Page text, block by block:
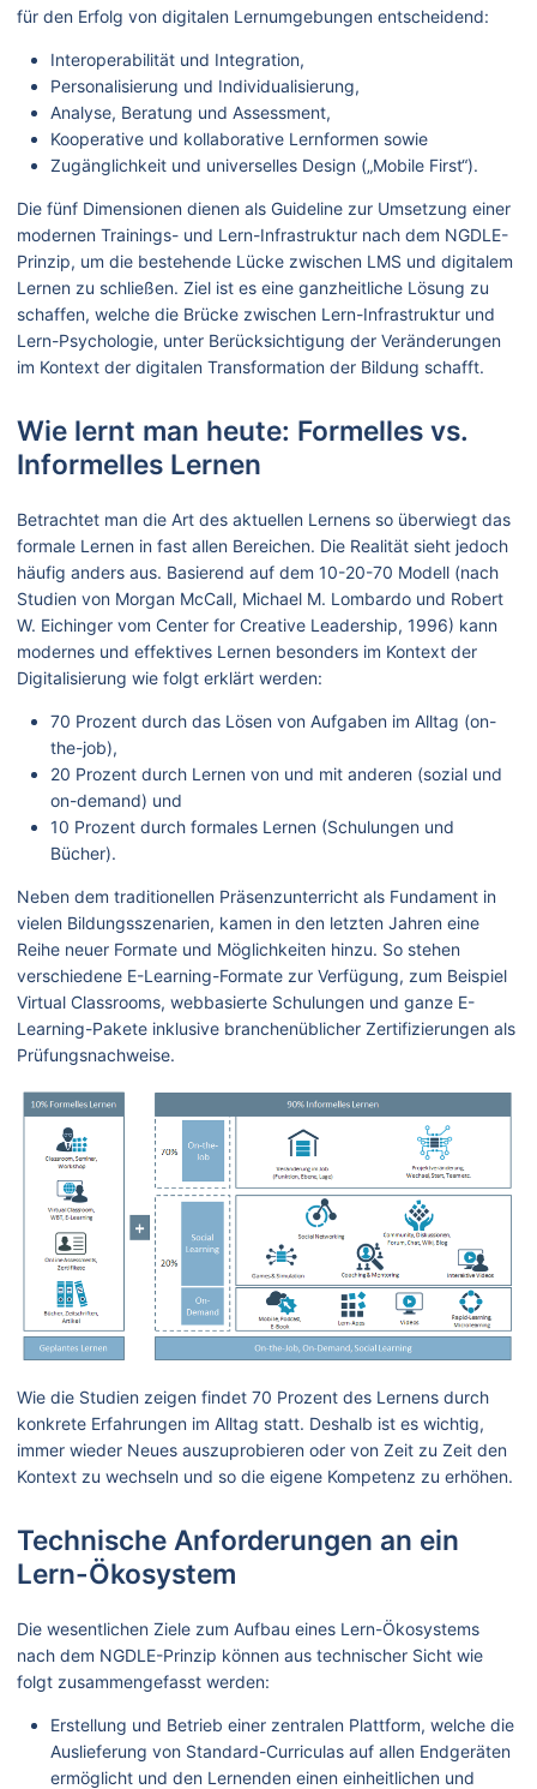
für den Erfolg von digitalen Lernumgebungen entscheidend:
Interoperabilität und Integration,
Personalisierung und Individualisierung,
Analyse, Beratung und Assessment,
Kooperative und kollaborative Lernformen sowie
Zugänglichkeit und universelles Design („Mobile First“).
Die fünf Dimensionen dienen als Guideline zur Umsetzung einer
modernen Trainings- und Lern-Infrastruktur nach dem NGDLE-
Prinzip, um die bestehende Lücke zwischen LMS und digitalem
Lernen zu schließen. Ziel ist es eine ganzheitliche Lösung zu
schaffen, welche die Brücke zwischen Lern-Infrastruktur und
Lern-Psychologie, unter Berücksichtigung der Veränderungen
im Kontext der digitalen Transformation der Bildung schafft.
Wie lernt man heute: Formelles vs.
Informelles Lernen
Betrachtet man die Art des aktuellen Lernens so überwiegt das
formale Lernen in fast allen Bereichen. Die Realität sieht jedoch
häufig anders aus. Basierend auf dem 10-20-70 Modell (nach
Studien von Morgan McCall, Michael M. Lombardo und Robert
W. Eichinger vom Center for Creative Leadership, 1996) kann
modernes und effektives Lernen besonders im Kontext der
Digitalisierung wie folgt erklärt werden:
70 Prozent durch das Lösen von Aufgaben im Alltag (on-
the-job),
20 Prozent durch Lernen von und mit anderen (sozial und
on-demand) und
10 Prozent durch formales Lernen (Schulungen und
Bücher).
Neben dem traditionellen Präsenzunterricht als Fundament in
vielen Bildungsszenarien, kamen in den letzten Jahren eine
Reihe neuer Formate und Möglichkeiten hinzu. So stehen
verschiedene E-Learning-Formate zur Verfügung, zum Beispiel
Virtual Classrooms, webbasierte Schulungen und ganze E-
Learning-Pakete inklusive branchenüblicher Zertifizierungen als
Prüfungsnachweise.
Wie die Studien zeigen findet 70 Prozent des Lernens durch
konkrete Erfahrungen im Alltag statt. Deshalb ist es wichtig,
immer wieder Neues auszuprobieren oder von Zeit zu Zeit den
Kontext zu wechseln und so die eigene Kompetenz zu erhöhen.
Technische Anforderungen an ein
Lern-Ökosystem
Die wesentlichen Ziele zum Aufbau eines Lern-Ökosystems
nach dem NGDLE-Prinzip können aus technischer Sicht wie
folgt zusammengefasst werden:
Erstellung und Betrieb einer zentralen Plattform, welche die
Auslieferung von Standard-Curriculas auf allen Endgeräten
ermöglicht und den Lernenden einen einheitlichen und